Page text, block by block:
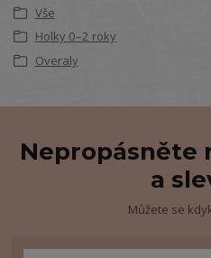
Vše
Holky 0–2 roky
Overaly
Nepropásněte
a
Můžete se